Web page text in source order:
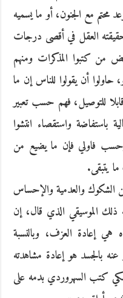
مع الجنون، أو ما يسميه
العقل في أقصى درجات
من كتبوا المذكرات ومنهم
حاولوا أن يقولوا للناس إن ما
للتوصيل، فهم حسب تعبير
واستقصاء انتشوا
وحسب فاولي فإن ما يضيع من
يتبقى.
الشكوك والعدمية والإحساس
ذلك الموسيقي الذي قال، إن
هي إعادة العزف، وبالنسبة
بالجسد هو إعادة مشاهدته
كتب السهروردي بدمه على